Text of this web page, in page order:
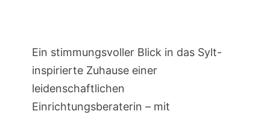
Ein stimmungsvoller Blick in das Sylt-
inspirierte Zuhause einer
leidenschaftlichen
Einrichtungsberaterin – mit